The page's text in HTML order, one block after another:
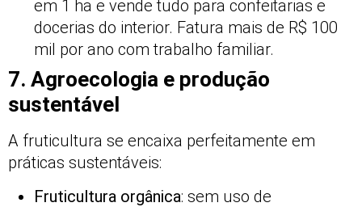
em 1 ha e vende tudo para confeitarias e
docerias do interior. Fatura mais de R$ 100
mil por ano com trabalho familiar.
7. Agroecologia e produção
sustentável
A fruticultura se encaixa perfeitamente em
práticas sustentáveis:
Fruticultura orgânica: sem uso de